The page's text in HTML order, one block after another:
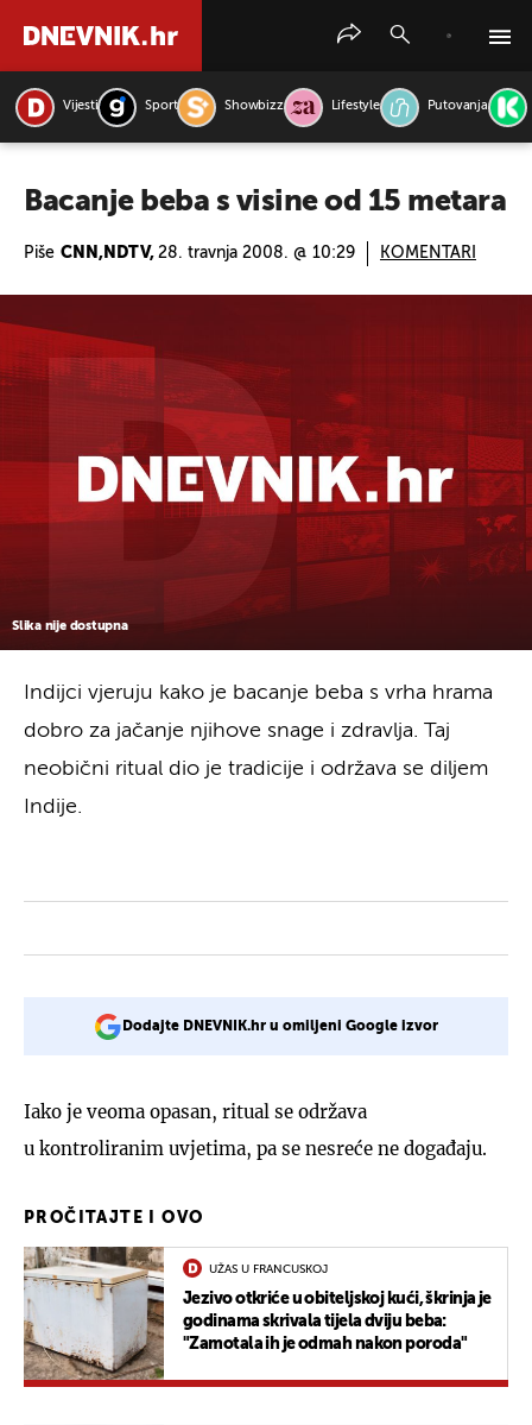
Vijesti Sport Showbizz Lifestyle Putovanja
Bacanje beba s visine od 15 metara
Piše CNN,NDTV, 28. travnja 2008. @ 10:29 KOMENTARI
Slika nije dostupna
Indijci vjeruju kako je bacanje beba s vrha hrama
dobro za jačanje njihove snage i zdravlja. Taj
neobični ritual dio je tradicije i održava se diljem
Indije.
Dodajte DNEVNIK.hr u omiljeni Google izvor
Iako je veoma opasan, ritual se održava
u kontroliranim uvjetima, pa se nesreće ne događaju.
PROČITAJTE I OVO
UŽAS U FRANCUSKOJ
Jezivo otkriće u obiteljskoj kući, škrinja je
godinama skrivala tijela dviju beba:
"Zamotala ih je odmah nakon poroda"
PRETRAŽITE VIJESTI